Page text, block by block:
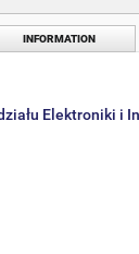
INFORMATION
Elektroniki i